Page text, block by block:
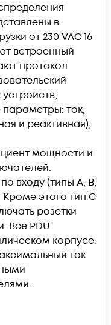
в
от 230 VAC 16
встроенный
протокол
ток,
и реактивная),
мощности и
входу (типы A, B,
Кроме этого тип С
розетки
Все PDU
корпусе.
ток